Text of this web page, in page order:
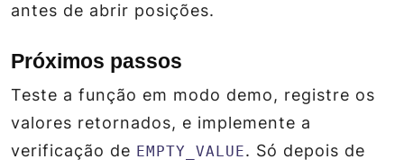
antes de abrir posições.
Próximos passos
Teste a função em modo demo, registre os
valores retornados, e implemente a
verificação de EMPTY_VALUE. Só depois de